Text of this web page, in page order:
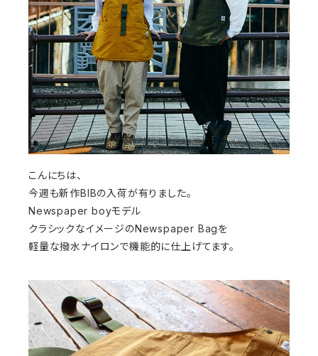
こんにちは、
今週も新作BIBの入荷が有りました。
Newspaper boyモデル
クラシックなイメージのNewspaper Bagを
軽量な撥水ナイロンで機能的に仕上げてます。